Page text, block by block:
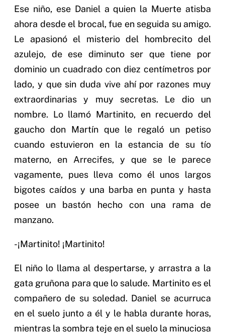
Ese niño, ese Daniel a quien la Muerte atisba
ahora desde el brocal, fue en seguida su amigo.
Le apasionó el misterio del hombrecito del
azulejo, de ese diminuto ser que tiene por
dominio un cuadrado con diez centímetros por
lado, y que sin duda vive ahí por razones muy
extraordinarias y muy secretas. Le dio un
nombre. Lo llamó Martinito, en recuerdo del
gaucho don Martín que le regaló un petiso
cuando estuvieron en la estancia de su tío
materno, en Arrecifes, y que se le parece
vagamente, pues lleva como él unos largos
bigotes caídos y una barba en punta y hasta
posee un bastón hecho con una rama de
manzano.
-¡Martinito! ¡Martinito!
El niño lo llama al despertarse, y arrastra a la
gata gruñona para que lo salude. Martinito es el
compañero de su soledad. Daniel se acurruca
en el suelo junto a él y le habla durante horas,
mientras la sombra teje en el suelo la minuciosa